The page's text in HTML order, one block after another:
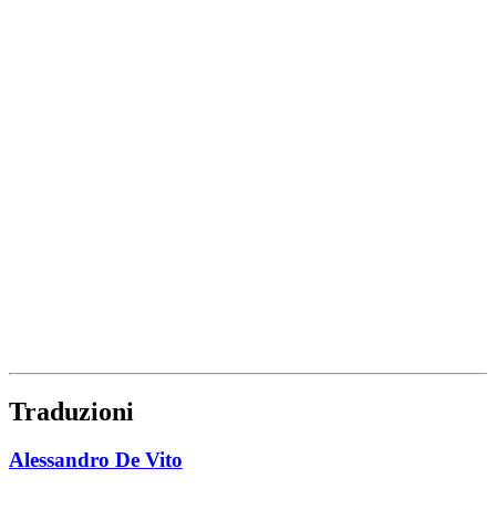
Traduzioni
Alessandro De Vito